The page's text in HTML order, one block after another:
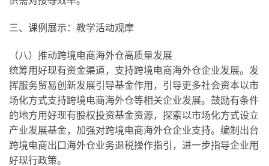
三、课例展示：教学活动观摩
（八）推动跨境电商海外仓高质量发展
统筹用好现有资金渠道，支持跨境电商海外仓企业发展。发
挥服务贸易创新发展引导基金作用，引导更多社会资本以市
场化方式支持跨境电商海外仓等相关企业发展。鼓励有条件
的地方用好现有股权投资基金资源，探索以市场化方式设立
产业发展基金，加强对跨境电商海外仓企业支持。编制出台
跨境电商出口海外仓业务退税操作指引，进一步指导企业用
好现行政策。